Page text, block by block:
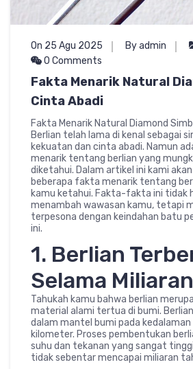
On 25 Agu 2025 By admin
0 Comments
Fakta Menarik Natural
Cinta Abadi
Fakta Menarik Natural Diamond
Berlian telah lama di kenal sebagai
kekuatan dan cinta abadi. Namun
menarik tentang berlian yang
diketahui. Dalam artikel ini kami
beberapa fakta menarik tentang
kamu ketahui. Fakta-fakta ini tidak
menambah wawasan kamu, tetapi
terpesona dengan keindahan batu
ini.
1. Berlian
Selama
Tahukah kamu bahwa berlian
material alami tertua di bumi.
dalam mantel bumi pada kedalaman
kilometer. Proses pembentukan
suhu dan tekanan yang sangat
tidak sebentar mencapai miliaran